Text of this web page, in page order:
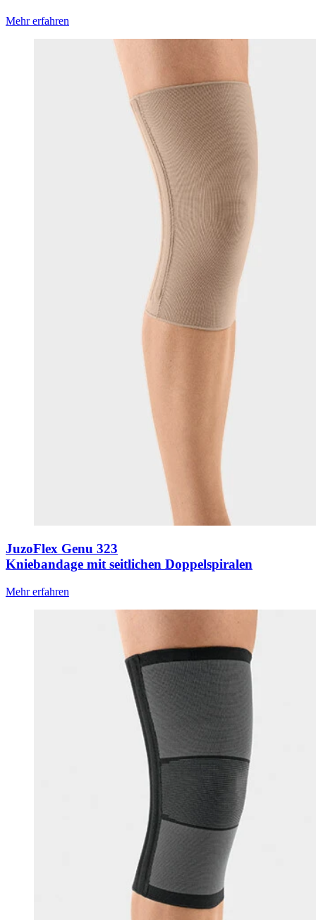
Mehr erfahren
JuzoFlex Genu 323
Kniebandage mit seitlichen Doppelspiralen
Mehr erfahren